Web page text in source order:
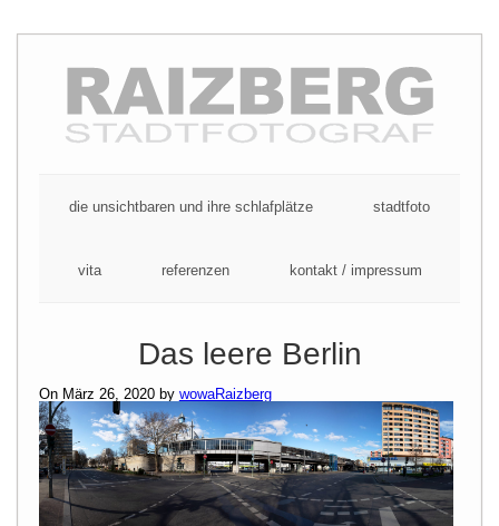
content
die unsichtbaren und ihre schlafplätze stadtfoto
vita referenzen kontakt / impressum
Das leere Berlin
On März 26, 2020 by wowaRaizberg